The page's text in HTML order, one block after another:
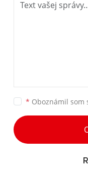
* Oboznámil som